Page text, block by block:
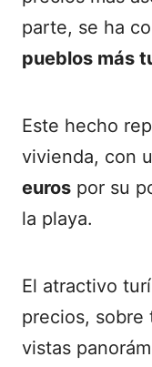
parte, se ha
pueblos más
Este hecho
vivienda, con
euros por su
la playa.
El atractivo
precios, sobre
vistas